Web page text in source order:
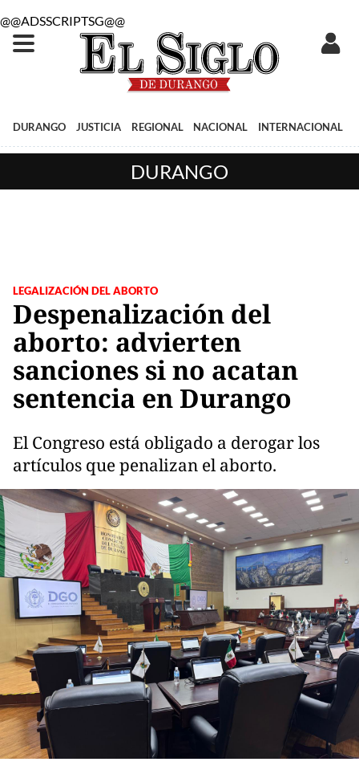
@@ADSSCRIPTSG@@
DURANGO JUSTICIA REGIONAL NACIONAL INTERNACIONAL
DURANGO
LEGALIZACIÓN DEL ABORTO
Despenalización del
aborto: advierten
sanciones si no acatan
sentencia en Durango
El Congreso está obligado a derogar los
artículos que penalizan el aborto.